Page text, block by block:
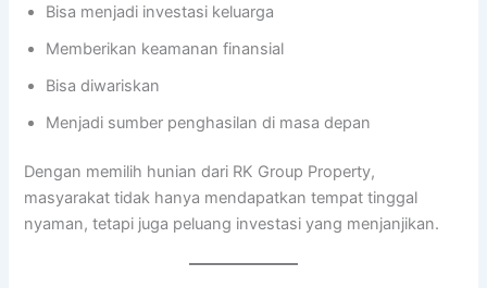
Bisa menjadi investasi keluarga
Memberikan keamanan finansial
Bisa diwariskan
Menjadi sumber penghasilan di masa depan
Dengan memilih hunian dari RK Group Property,
masyarakat tidak hanya mendapatkan tempat tinggal
nyaman, tetapi juga peluang investasi yang menjanjikan.